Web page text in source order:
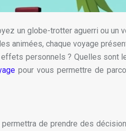
un globe-trotter aguerri ou un
animées, chaque voyage
personnels ? Quelles sont
pour vous permettre de
de prendre des